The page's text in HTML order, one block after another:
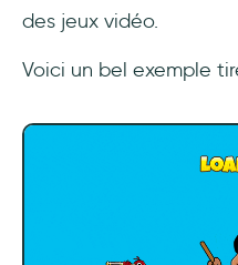
des jeux vidéo.
Voici un bel exemple